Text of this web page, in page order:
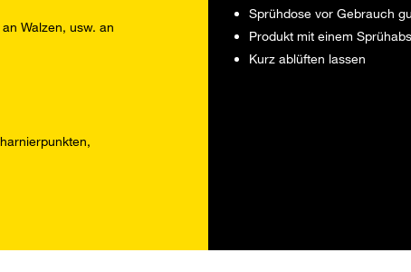
Walzen, usw. an
Sprühdose vor Gebrauch
Produkt mit einem
Kurz ablüften lassen